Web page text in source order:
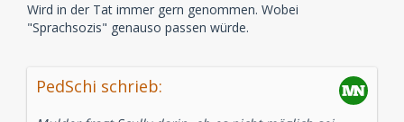
Wird in der Tat immer gern genommen. Wobei
"Sprachsozis" genauso passen würde.
PedSchi schrieb: